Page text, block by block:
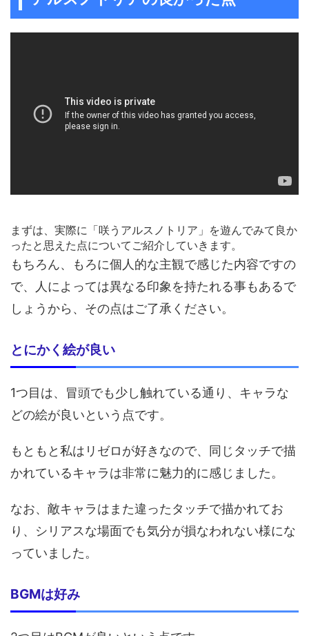
まずは、実際に「咲うアルスノトリア」を遊んでみて良か
ったと思えた点についてご紹介していきます。
もちろん、もろに個人的な主観で感じた内容ですの
で、人によっては異なる印象を持たれる事もあるで
しょうから、その点はご了承ください。
とにかく絵が良い
1つ目は、冒頭でも少し触れている通り、キャラな
どの絵が良いという点です。
もともと私はリゼロが好きなので、同じタッチで描
かれているキャラは非常に魅力的に感じました。
なお、敵キャラはまた違ったタッチで描かれてお
り、シリアスな場面でも気分が損なわれない様にな
っていました。
BGMは好み